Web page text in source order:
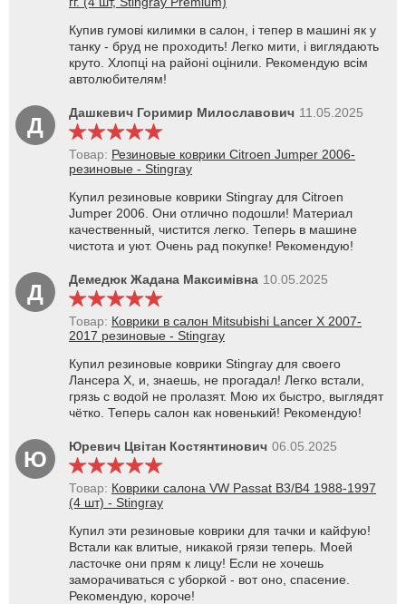
Купив гумові килимки в салон, і тепер в машині як у
танку - бруд не проходить! Легко мити, і виглядають
круто. Хлопці на районі оцінили. Рекомендую всім
автолюбителям!
Д Дашкевич Горимир Милославович 11.05.2025
Товар: Резиновые коврики Citroen Jumper 2006-
резиновые - Stingray
Купил резиновые коврики Stingray для Citroen
Jumper 2006. Они отлично подошли! Материал
качественный, чистится легко. Теперь в машине
чистота и уют. Очень рад покупке! Рекомендую!
Д Демедюк Жадана Максимівна 10.05.2025
Товар: Коврики в салон Mitsubishi Lancer X 2007-
2017 резиновые - Stingray
Купил резиновые коврики Stingray для своего
Лансера X, и, знаешь, не прогадал! Легко встали,
грязь с водой не пролазят. Мою их быстро, выглядят
чётко. Теперь салон как новенький! Рекомендую!
Ю Юревич Цвітан Костянтинович 06.05.2025
Товар: Коврики салона VW Passat B3/B4 1988-1997
(4 шт) - Stingray
Купил эти резиновые коврики для тачки и кайфую!
Встали как влитые, никакой грязи теперь. Моей
ласточке они прям к лицу! Если не хочешь
заморачиваться с уборкой - вот оно, спасение.
Рекомендую, короче!